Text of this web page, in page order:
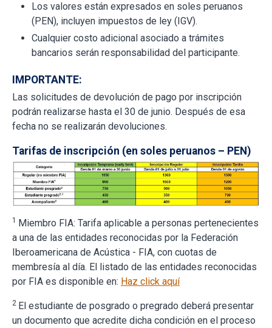
Los valores están expresados en soles peruanos
(PEN), incluyen impuestos de ley (IGV).
Cualquier costo adicional asociado a trámites
bancarios serán responsabilidad del participante.
IMPORTANTE:
Las solicitudes de devolución de pago por inscripción
podrán realizarse hasta el 30 de junio. Después de esa
fecha no se realizarán devoluciones.
Tarifas de inscripción (en soles peruanos – PEN)
1 Miembro FIA: Tarifa aplicable a personas pertenecientes
a una de las entidades reconocidas por la Federación
Iberoamericana de Acústica - FIA, con cuotas de
membresía al día. El listado de las entidades reconocidas
por FIA es disponible en: Haz click aquí
2 El estudiante de posgrado o pregrado deberá presentar
un documento que acredite dicha condición en el proceso